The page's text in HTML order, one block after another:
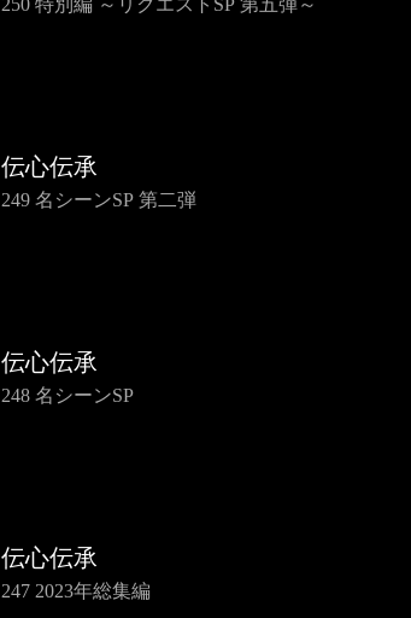
250 特別編 ～リクエストSP 第五弾～
伝心伝承
249 名シーンSP 第二弾
伝心伝承
248 名シーンSP
伝心伝承
247 2023年総集編